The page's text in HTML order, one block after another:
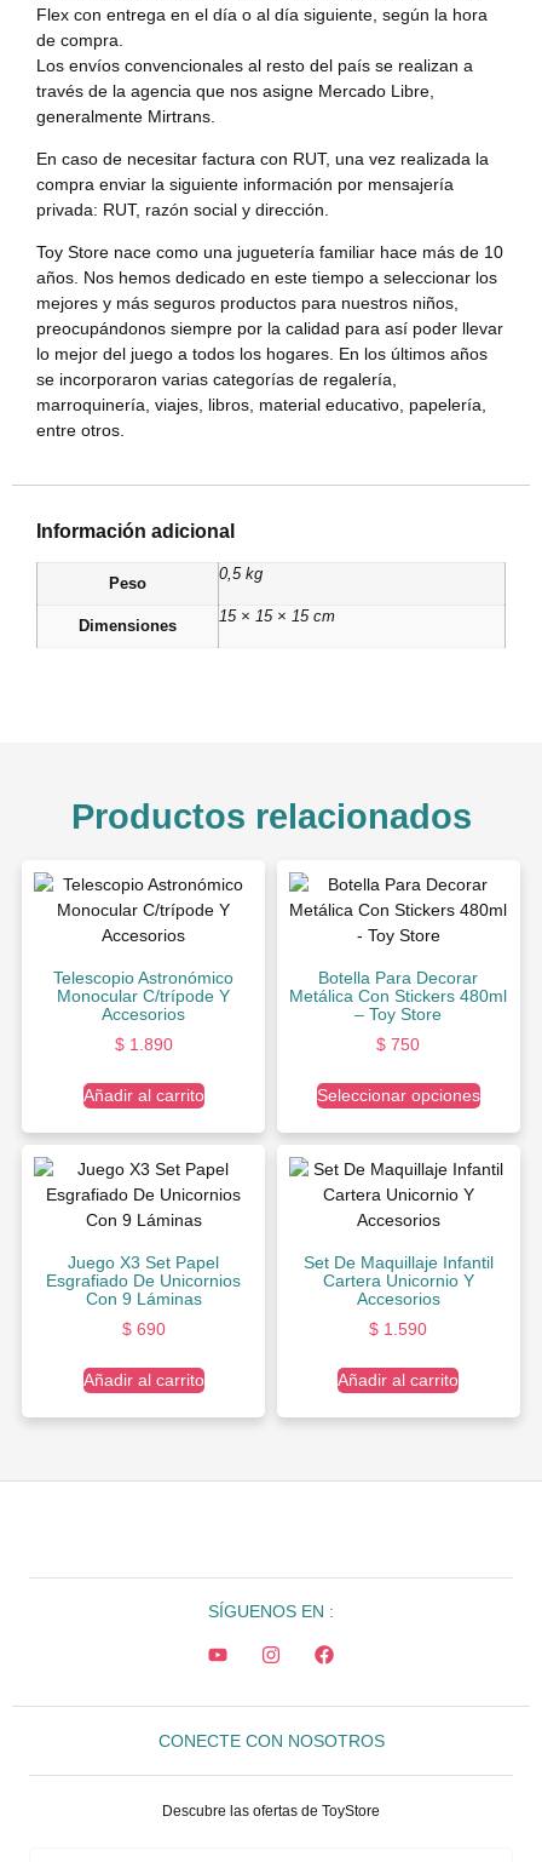
Flex con entrega en el día o al día siguiente, según la hora
de compra.
Los envíos convencionales al resto del país se realizan a
través de la agencia que nos asigne Mercado Libre,
generalmente Mirtrans.
En caso de necesitar factura con RUT, una vez realizada la
compra enviar la siguiente información por mensajería
privada: RUT, razón social y dirección.
Toy Store nace como una juguetería familiar hace más de 10
años. Nos hemos dedicado en este tiempo a seleccionar los
mejores y más seguros productos para nuestros niños,
preocupándonos siempre por la calidad para así poder llevar
lo mejor del juego a todos los hogares. En los últimos años
se incorporaron varias categorías de regalería,
marroquinería, viajes, libros, material educativo, papelería,
entre otros.
Información adicional
Peso
0,5 kg
Dimensiones
15 × 15 × 15 cm
Productos relacionados
Telescopio Astronómico
Monocular C/trípode Y
Accesorios
$1.890
Añadir al carrito
Botella Para Decorar
Metálica Con Stickers 480ml
– Toy Store
$ 750
Seleccionar opciones
Juego X3 Set Papel
Esgrafiado De Unicornios
Con 9 Láminas
$690
Añadir al carrito
Set De Maquillaje Infantil
Cartera Unicornio Y
Accesorios
$ 1.590
Añadir al carrito
SÍGUENOS EN :
CONECTE CON NOSOTROS
Descubre las ofertas de ToyStore